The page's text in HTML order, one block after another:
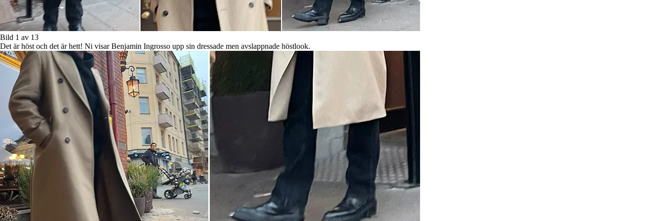
Bild 1 av 13
Det är höst och det är hett! Ni visar Benjamin Ingrosso upp sin dressade men avslappnade höstlook.